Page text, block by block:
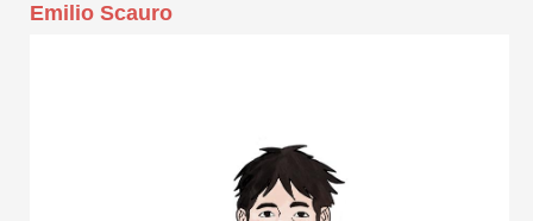
Emilio Scauro